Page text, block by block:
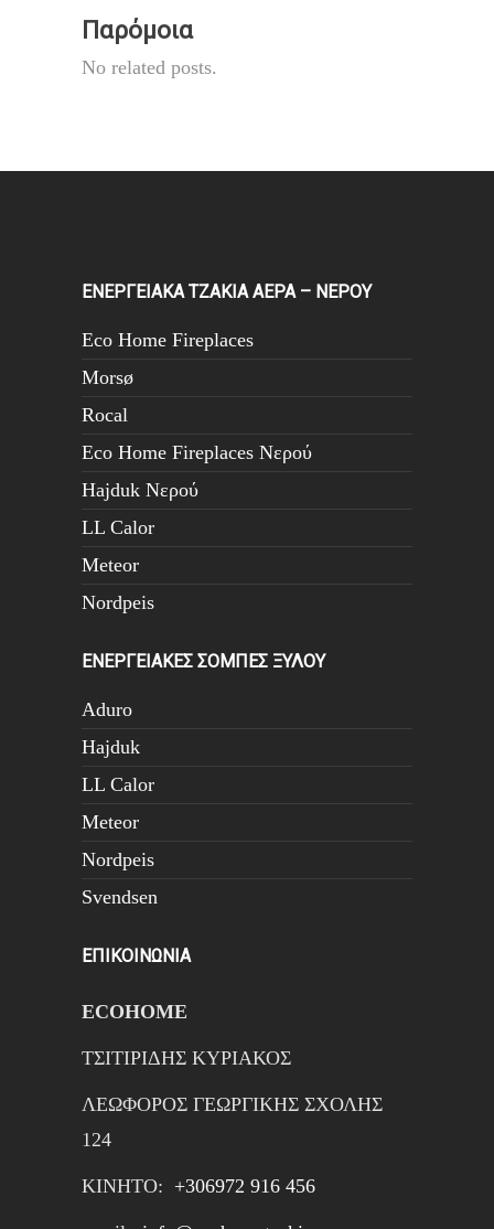
Παρόμοια
No related posts.
ΕΝΕΡΓΕΙΑΚΑ ΤΖΑΚΙΑ ΑΕΡΑ – ΝΕΡΟΥ
Eco Home Fireplaces
Morsø
Rocal
Eco Home Fireplaces Νερού
Hajduk Νερού
LL Calor
Meteor
Nordpeis
ΕΝΕΡΓΕΙΑΚΕΣ ΣΟΜΠΕΣ ΞΥΛΟΥ
Aduro
Hajduk
LL Calor
Meteor
Nordpeis
Svendsen
ΕΠΙΚΟΙΝΩΝΙΑ
ECOHOME
ΤΣΙΤΙΡΙΔΗΣ ΚΥΡΙΑΚΟΣ
ΛΕΩΦΟΡΟΣ ΓΕΩΡΓΙΚΗΣ ΣΧΟΛΗΣ
124
ΚΙΝΗTΟ: +306972 916 456